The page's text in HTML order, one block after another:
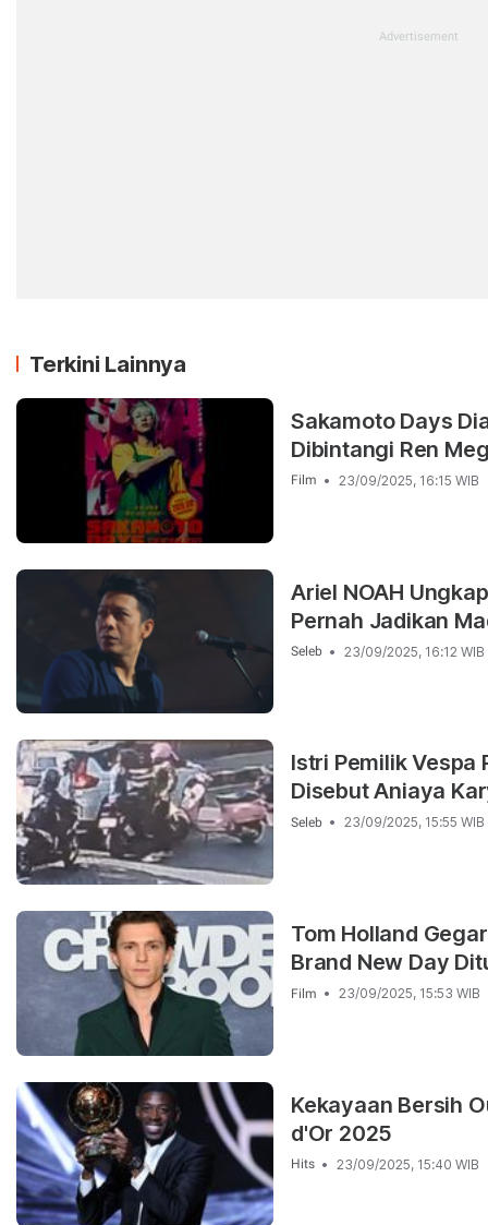
Terkini Lainnya
Sakamoto Days
Dibintangi Ren
Film 23/09/2025, 16:15 WIB
Ariel NOAH
Pernah Jadikan
Seleb 23/09/2025, 16:12 WIB
Istri Pemilik Vespa
Disebut Aniaya
Seleb 23/09/2025, 15:55 WIB
Tom Holland
Brand New Day
Film 23/09/2025, 15:53 WIB
Kekayaan Bersih
d'Or 2025
Hits 23/09/2025, 15:40 WIB